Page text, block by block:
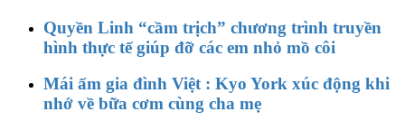
Quyền Linh “cầm trịch” chương trình truyền
hình thực tế giúp đỡ các em nhỏ mồ côi
Mái ấm gia đình Việt : Kyo York xúc động khi
nhớ về bữa cơm cùng cha mẹ